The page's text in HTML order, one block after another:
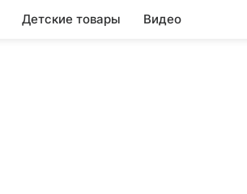
Детские товары Видео